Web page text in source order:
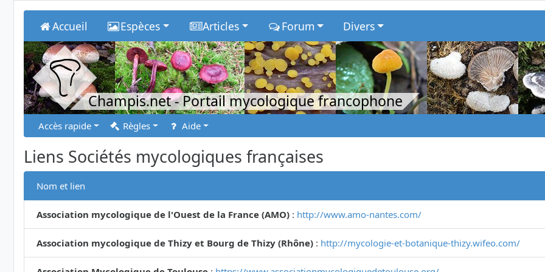
Accueil Espèces Articles Forum Divers
Champis.net- Portail mycologique francophone
Accès rapide Règles Aide
Liens Sociétés mycologiques françaises
Nom et lien
Association mycologique de l'Ouest de la France (AMO) : http://www.amo-nantes.com/
Association mycologique de Thizy et Bourg de Thizy (Rhône) : http://mycologie-et-botanique-thizy.wifeo.com/